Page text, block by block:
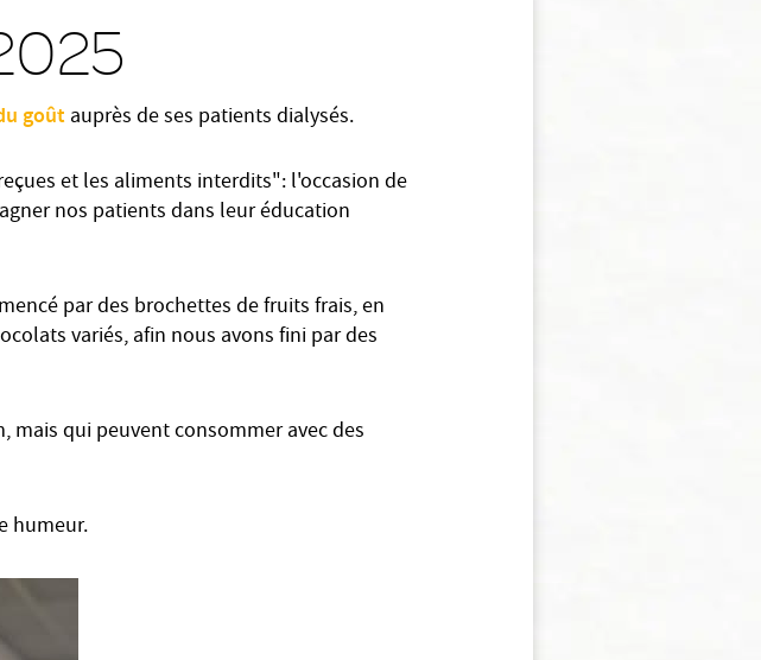
goûtauprès de ses patients dialysés.
et les aliments interdits": l'occasion de
nos patients dans leur éducation
par des brochettes de fruits frais, en
variés, afin nous avons fini par des
qui peuvent consommer avec des
humeur.